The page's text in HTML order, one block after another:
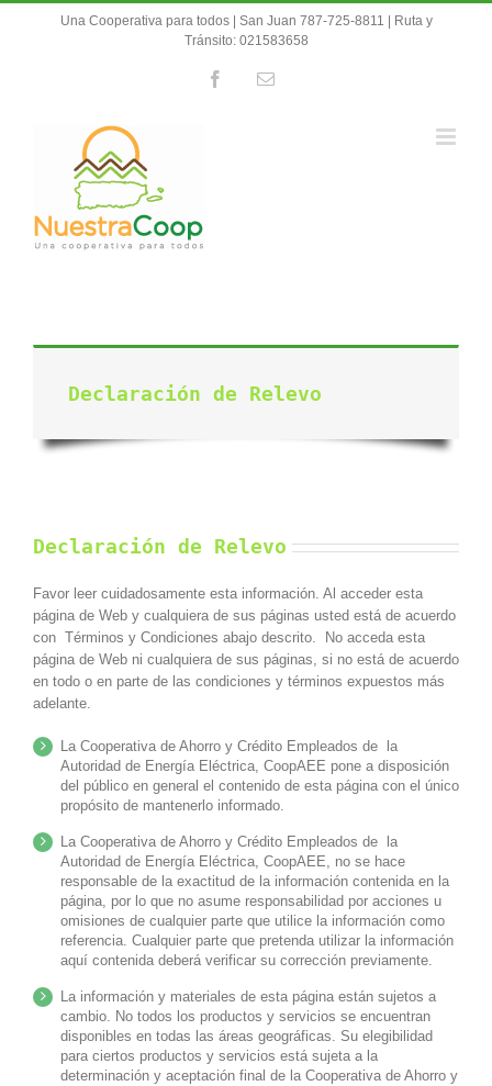
Una Cooperativa para todos | San Juan 787-725-8811 | Ruta y
Tránsito: 021583658
FacebookEmail
Declaración de Relevo
Declaración de Relevo
Favor leer cuidadosamente esta información. Al acceder esta
página de Web y cualquiera de sus páginas usted está de acuerdo
con Términos y Condiciones abajo descrito. No acceda esta
página de Web ni cualquiera de sus páginas, si no está de acuerdo
en todo o en parte de las condiciones y términos expuestos más
adelante.
La Cooperativa de Ahorro y Crédito Empleados de la
Autoridad de Energía Eléctrica, CoopAEE pone a disposición
del público en general el contenido de esta página con el único
propósito de mantenerlo informado.
La Cooperativa de Ahorro y Crédito Empleados de la
Autoridad de Energía Eléctrica, CoopAEE, no se hace
responsable de la exactitud de la información contenida en la
página, por lo que no asume responsabilidad por acciones u
omisiones de cualquier parte que utilice la información como
referencia. Cualquier parte que pretenda utilizar la información
aquí contenida deberá verificar su corrección previamente.
La información y materiales de esta página están sujetos a
cambio. No todos los productos y servicios se encuentran
disponibles en todas las áreas geográficas. Su elegibilidad
para ciertos productos y servicios está sujeta a la
determinación y aceptación final de la Cooperativa de Ahorro y